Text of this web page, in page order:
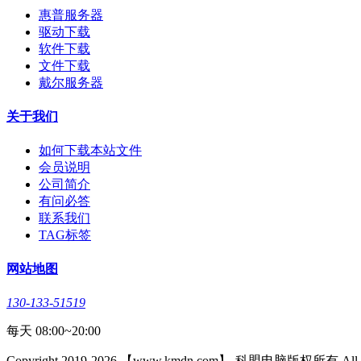
惠普服务器
驱动下载
软件下载
文件下载
戴尔服务器
关于我们
如何下载本站文件
会员说明
公司简介
有问必答
联系我们
TAG标签
网站地图
130-133-51519
每天 08:00~20:00